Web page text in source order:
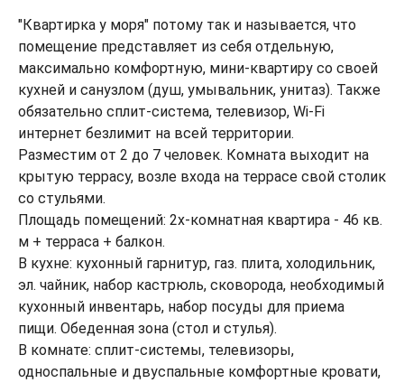
"Квартирка у моря" потому так и называется, что
помещение представляет из себя отдельную,
максимально комфортную, мини-квартиру со своей
кухней и санузлом (душ, умывальник, унитаз). Также
обязательно сплит-система, телевизор, Wi-Fi
интернет безлимит на всей территории.
Разместим от 2 до 7 человек. Комната выходит на
крытую террасу, возле входа на террасе свой столик
со стульями.
Площадь помещений: 2х-комнатная квартира - 46 кв.
м + терраса + балкон.
В кухне: кухонный гарнитур, газ. плита, холодильник,
эл. чайник, набор кастрюль, сковорода, необходимый
кухонный инвентарь, набор посуды для приема
пищи. Обеденная зона (стол и стулья).
В комнате: сплит-системы, телевизоры,
односпальные и двуспальные комфортные кровати,